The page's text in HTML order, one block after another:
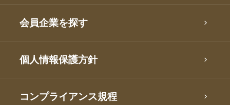
会員企業を探す
個人情報保護方針
コンプライアンス規程